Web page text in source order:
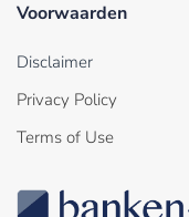
Voorwaarden
Disclaimer
Privacy Policy
Terms of Use